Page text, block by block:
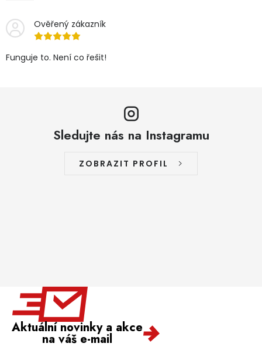
Ověřený zákazník
Funguje to. Není co řešit!
Sledujte nás na Instagramu
ZOBRAZIT PROFIL
Aktuální novinky a akce
na váš e-mail